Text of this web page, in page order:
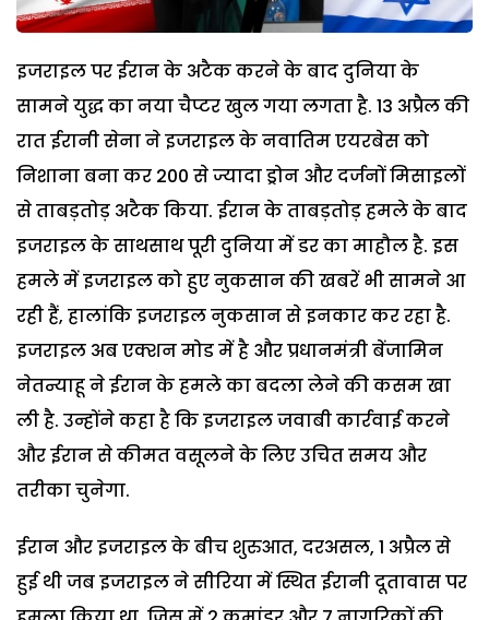
इजराइल पर ईरान के अटैक करने के बाद दुनिया के
सामने युद्ध का नया चैप्टर खुल गया लगता है. 13 अप्रैल की
रात ईरानी सेना ने इजराइल के नवातिम एयरबेस को
निशाना बना कर 200 से ज्यादा ड्रोन और दर्जनों मिसाइलों
से ताबड़तोड़ अटैक किया. ईरान के ताबड़तोड़ हमले के बाद
इजराइल के साथसाथ पूरी दुनिया में डर का माहौल है. इस
हमले में इजराइल को हुए नुकसान की खबरें भी सामने आ
रही हैं, हालांकि इजराइल नुकसान से इनकार कर रहा है.
इजराइल अब एक्शन मोड में है और प्रधानमंत्री बेंजामिन
नेतन्याहू ने ईरान के हमले का बदला लेने की कसम खा
ली है. उन्होंने कहा है कि इजराइल जवाबी कार्रवाई करने
और ईरान से कीमत वसूलने के लिए उचित समय और
तरीका चुनेगा.
ईरान और इजराइल के बीच शुरुआत, दरअसल, 1 अप्रैल से
हुई थी जब इजराइल ने सीरिया में स्थित ईरानी दूतावास पर